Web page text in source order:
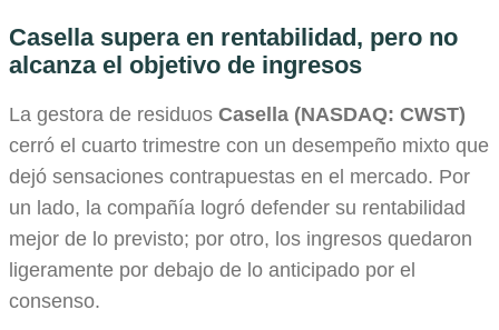
Casella supera en rentabilidad, pero no
alcanza el objetivo de ingresos
La gestora de residuos Casella (NASDAQ: CWST)
cerró el cuarto trimestre con un desempeño mixto que
dejó sensaciones contrapuestas en el mercado. Por
un lado, la compañía logró defender su rentabilidad
mejor de lo previsto; por otro, los ingresos quedaron
ligeramente por debajo de lo anticipado por el
consenso.